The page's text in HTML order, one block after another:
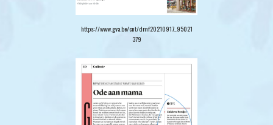
https://www.gva.be/cnt/dmf20210917_95021
379